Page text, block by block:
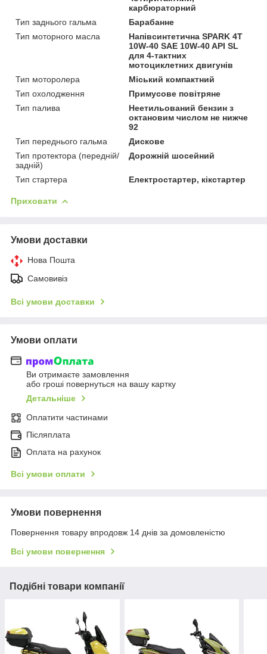
карбюраторний
Тип заднього гальма
Барабанне
Тип моторного масла
Напівсинтетична SPARK 4T
10W-40 SAE 10W-40 API SL
для 4-тактних
мотоциклетних двигунів
Тип моторолера
Міський компактний
Тип охолодження
Примусове повітряне
Тип палива
Неетильований бензин з
октановим числом не нижче
92
Тип переднього гальма
Дискове
Тип протектора (передній/
задній)
Дорожній шосейний
Тип стартера Електростартер, кікстартер
Приховати
Умови доставки
Нова Пошта
Самовивіз
Всі умови доставки
Умови оплати
Ви отримаєте замовлення
або гроші повернуться на вашу картку
Детальніше
Оплатити частинами
Післяплата
Оплата на рахунок
Всі умови оплати
Умови повернення
Повернення товару впродовж 14 днів за домовленістю
Всі умови повернення
Подібні товари компанії